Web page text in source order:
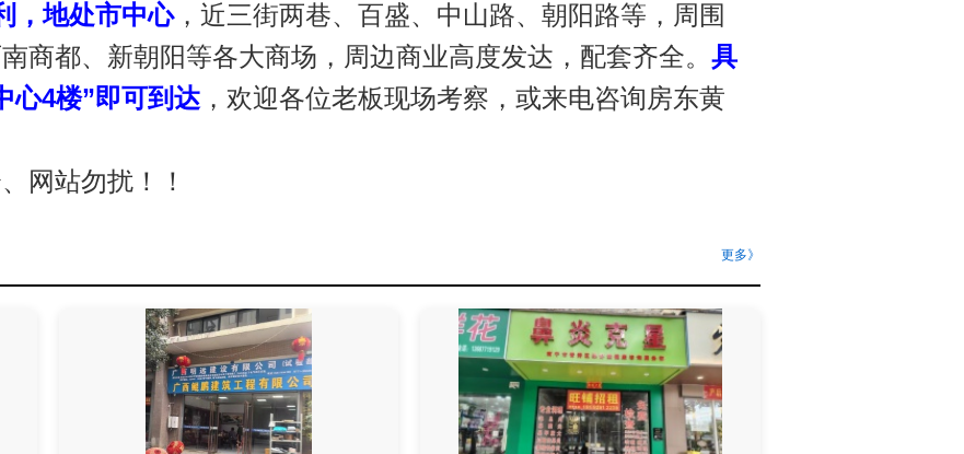
，地处市中心，近三街两巷、百盛、中山路、朝阳路等，周围
商都、新朝阳等各大商场， 周边商业高度发达，配套齐全。 具
心4楼”即可到达 ，欢迎各位老板现场考察，或来电咨询房东黄
网站勿扰！！
更多》